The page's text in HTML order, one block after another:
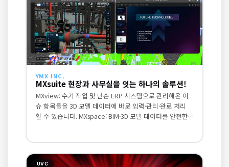
YMX INC.
MXsuite 현장과 사무실을 잇는 하나의 솔루션!
MXview: 수기 작업 및 단순 ERP 시스템으로 관리해온 이
슈 항목들을 3D 모델 데이터에 바로 입력·관리·완료 처리
할 수 있습니다. MXspace: BIM·3D 모델 데이터를 안전한
UVC